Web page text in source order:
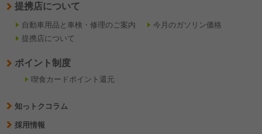
提携店について
自動車用品と車検・修理のご案内
今月のガソリン価格
提携店について
ポイント制度
喫食カードポイント還元
知っトクコラム
採用情報